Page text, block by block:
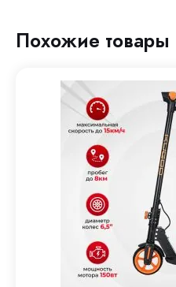
Похожие товары